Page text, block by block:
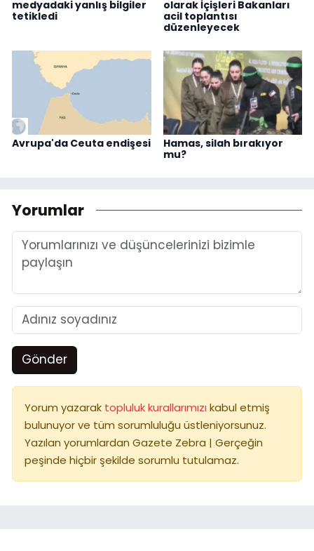
medyadaki yanlış bilgiler
tetikledi
olarak İçişleri Bakanları
acil toplantısı
düzenleyecek
Avrupa'da Ceuta endişesi
Hamas, silah bırakıyor
mu?
Yorumlar
Gönder
Yorum yazarak topluluk kurallarımızı kabul etmiş
bulunuyor ve tüm sorumluluğu üstleniyorsunuz.
Yazılan yorumlardan Gazete Zebra | Gerçeğin
peşinde hiçbir şekilde sorumlu tutulamaz.